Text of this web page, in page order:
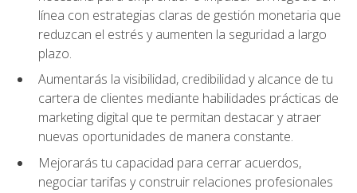
línea con estrategias claras de gestión monetaria que
reduzcan el estrés y aumenten la seguridad a largo
plazo.
Aumentarás la visibilidad, credibilidad y alcance de tu
cartera de clientes mediante habilidades prácticas de
marketing digital que te permitan destacar y atraer
nuevas oportunidades de manera constante.
Mejorarás tu capacidad para cerrar acuerdos,
negociar tarifas y construir relaciones profesionales